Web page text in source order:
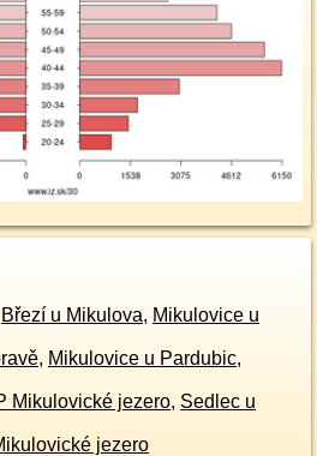
Březí u Mikulova, Mikulovice u
, Mikulovice u Pardubic,
Mikulovické jezero, Sedlec u
jezero